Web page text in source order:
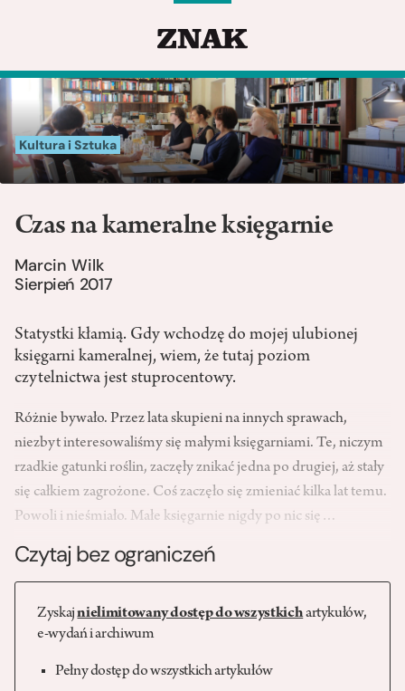
Kultura i Sztuka
Czas na kameralne księgarnie
Marcin Wilk
Sierpień 2017
Statystki kłamią. Gdy wchodzę do mojej ulubionej
księgarni kameralnej, wiem, że tutaj poziom
czytelnictwa jest stuprocentowy.
Różnie bywało. Przez lata skupieni na innych sprawach,
niezbyt inte­resowaliśmy się małymi księgar­niami. Te, niczym
rzadkie gatunki roślin, zaczęły znikać jedna po dru­giej, aż stały
się całkiem zagrożone. Coś zaczęło się zmieniać kilka lat temu.
Powoli i nieśmiało. Małe księgarnie nigdy po nic się…
Czytaj bez ograniczeń
Zyskajnielimitowany dostęp do wszystkichartykułów,
e-wydań i archiwum
Pełny dostęp do wszystkich artykułów